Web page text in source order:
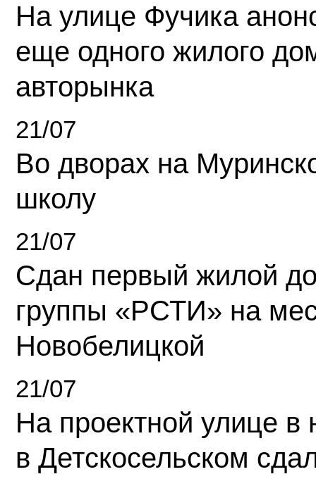
На улице Фучика
еще одного жилого
авторынка
21/07
Во дворах на
школу
21/07
Сдан первый жилой
группы «РСТИ» на
Новобелицкой
21/07
На проектной улице
в Детскосельском